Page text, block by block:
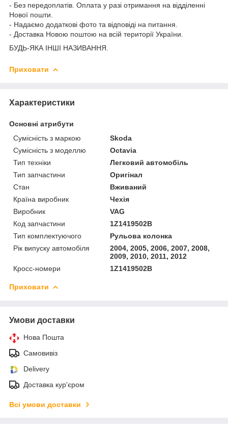
- Без передоплатів. Оплата у разі отримання на відділенні
Нової пошти.
- Надаємо додаткові фото та відповіді на питання.
- Доставка Новою поштою на всій території України.
БУДЬ-ЯКА ІНШІ НАЗИВАННЯ.
Приховати
Характеристики
Основні атрибути
Сумісність з маркою
Skoda
Сумісність з моделлю
Octavia
Тип техніки
Легковий автомобіль
Тип запчастини
Оригінал
Стан
Вживаний
Країна виробник
Чехія
Виробник
VAG
Код запчастини
1Z1419502B
Тип комплектуючого
Рульова колонка
Рік випуску автомобіля
2004, 2005, 2006, 2007, 2008,
2009, 2010, 2011, 2012
Кросс-номери
1Z1419502B
Приховати
Умови доставки
Нова Пошта
Самовивіз
Delivery
Доставка кур'єром
Всі умови доставки